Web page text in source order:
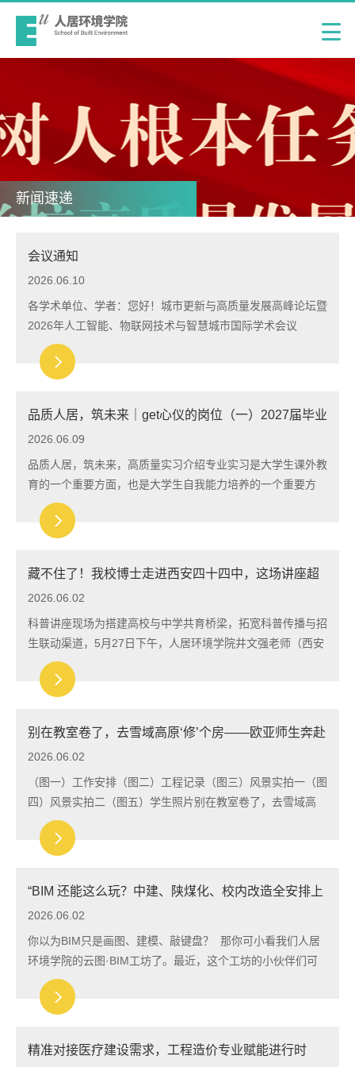
新闻速递
会议通知
2026.06.10
各学术单位、学者：您好！城市更新与高质量发展高峰论坛暨
2026年人工智能、物联网技术与智慧城市国际学术会议
（IITS 2026)将于2026年6月24-26日在陕西-西安隆重召开；
IITS 2026 是人工智能技术、物联网与智慧城市...
品质人居，筑未来｜get心仪的岗位（一）2027届毕业
生学子速看
2026.06.09
品质人居，筑未来，高质量实习介绍专业实习是大学生课外教
育的一个重要方面，也是大学生自我能力培养的一个重要方
式。对于在校大学生来说，专业实习是认识社会、了解社会，
提高自我能力的重要的机会。在进行社会...
藏不住了！我校博士走进西安四十四中，这场讲座超
有料
2026.06.02
科普讲座现场为搭建高校与中学共育桥梁，拓宽科普传播与招
生联动渠道，5月27日下午，人居环境学院井文强老师（西安
交通大学博士、人居环境学院科研秘书）代表我校受邀前往西
安市第四十四中学，为全校300余名高一...
别在教室卷了，去雪域高原‘修’个房——欧亚师生奔赴
西藏，用专业筑牢藏区农房安全防线
2026.06.02
（图一）工作安排（图二）工程记录（图三）风景实拍一（图
四）风景实拍二（图五）学生照片别在教室卷了，去雪域高
原‘修’个房——欧亚师生奔赴西藏，用专业筑牢藏区农房安全
防线在平均海拔 4500 米的浪卡子，雪...
“BIM 还能这么玩？中建、陕煤化、校内改造全安排上
了” —— 云图·BIM 工坊用真实项目“练级”出圈
2026.06.02
你以为BIM只是画图、建模、敲键盘？ 那你可小看我们人居
环境学院的云图·BIM工坊了。最近，这个工坊的小伙伴们可
忙坏了—— 一边帮央企大佬建大型综合体， 一边给陕煤化集
团的工程师们当“数字化教练”， 顺手...
精准对接医疗建设需求，工程造价专业赋能进行时